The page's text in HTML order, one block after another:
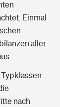
Einmal
aller
nach